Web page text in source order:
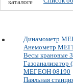
Динамометр
Анемометр
Весы крановые
Газоанализатор
МЕГЕОН 08190
Паяльная